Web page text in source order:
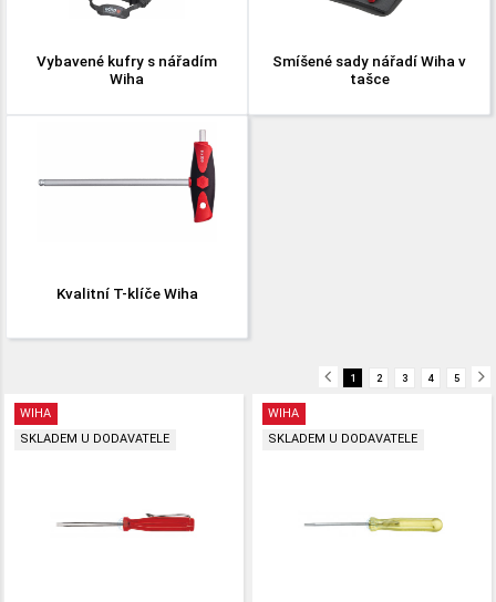
Vybavené kufry s nářadím
Wiha
Smíšené sady nářadí Wiha v
tašce
Kvalitní T-klíče Wiha
1 2 3 4 5
WIHA
SKLADEM U DODAVATELE
WIHA
SKLADEM U DODAVATELE